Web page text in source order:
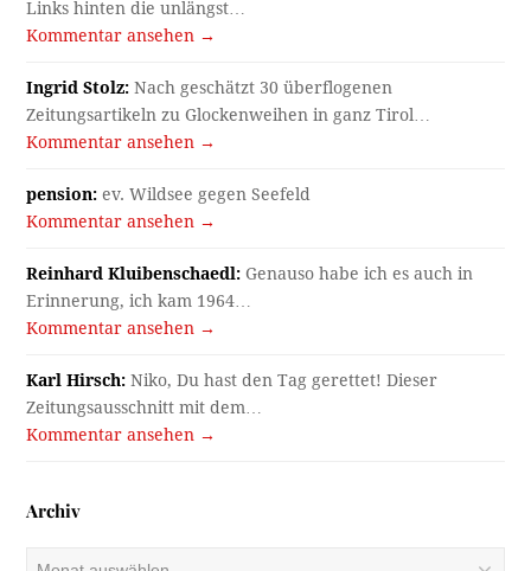
Links hinten die unlängst…
Kommentar ansehen →
Ingrid Stolz: Nach geschätzt 30 überflogenen
Zeitungsartikeln zu Glockenweihen in ganz Tirol…
Kommentar ansehen →
pension: ev. Wildsee gegen Seefeld
Kommentar ansehen →
Reinhard Kluibenschaedl: Genauso habe ich es auch in
Erinnerung, ich kam 1964…
Kommentar ansehen →
Karl Hirsch: Niko, Du hast den Tag gerettet! Dieser
Zeitungsausschnitt mit dem…
Kommentar ansehen →
Archiv
Archiv